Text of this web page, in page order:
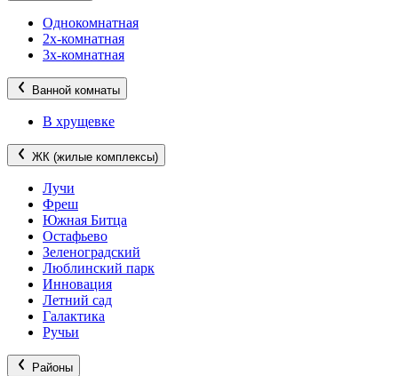
Однокомнатная
2х-комнатная
3х-комнатная
Ванной комнаты
В хрущевке
ЖК (жилые комплексы)
Лучи
Фреш
Южная Битца
Остафьево
Зеленоградский
Люблинский парк
Инновация
Летний сад
Галактика
Ручьи
Районы